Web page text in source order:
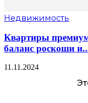
Недвижимость
Квартиры
баланс роскоши
11.11.2024